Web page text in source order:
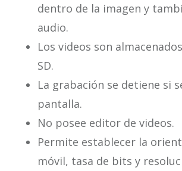
dentro de la imagen y
audio.
Los videos son
SD.
La grabación se detiene si
pantalla.
No posee editor de videos.
Permite establecer la
móvil, tasa de bits y